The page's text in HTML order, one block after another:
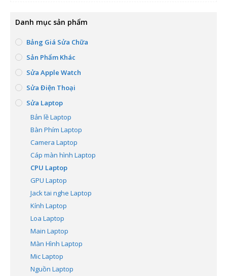
Danh mục sản phẩm
Bảng Giá Sửa Chữa
Sản Phẩm Khác
Sửa Apple Watch
Sửa Điện Thoại
Sửa Laptop
Bản lề Laptop
Bàn Phím Laptop
Camera Laptop
Cáp màn hình Laptop
CPU Laptop
GPU Laptop
Jack tai nghe Laptop
Kính Laptop
Loa Laptop
Main Laptop
Màn Hình Laptop
Mic Laptop
Nguồn Laptop